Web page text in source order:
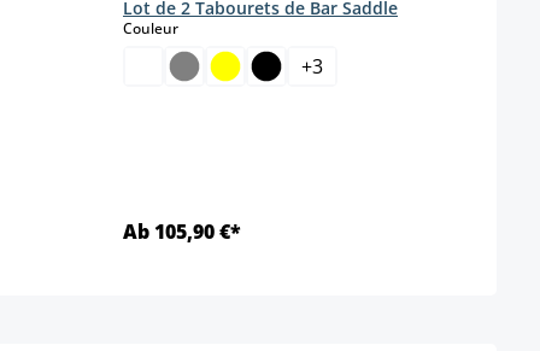
Lot de 2 Tabourets de Bar Saddle
Couleurselect
+3
Ab 105,90 €*